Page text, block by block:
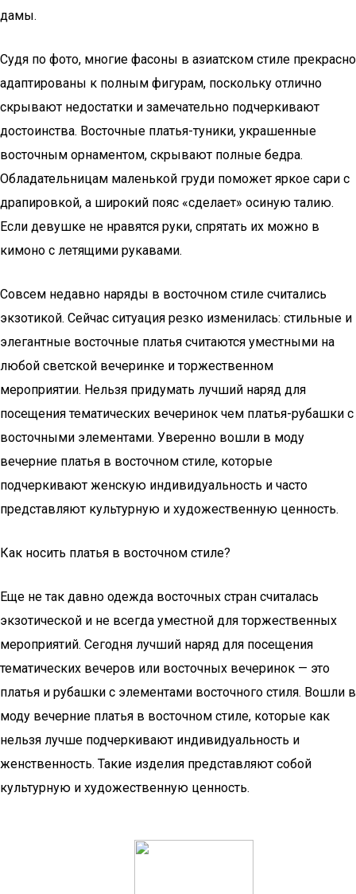
дамы.
Судя по фото, многие фасоны в азиатском стиле прекрасно
адаптированы к полным фигурам, поскольку отлично
скрывают недостатки и замечательно подчеркивают
достоинства. Восточные платья-туники, украшенные
восточным орнаментом, скрывают полные бедра.
Обладательницам маленькой груди поможет яркое сари с
драпировкой, а широкий пояс «сделает» осиную талию.
Если девушке не нравятся руки, спрятать их можно в
кимоно с летящими рукавами.
Совсем недавно наряды в восточном стиле считались
экзотикой. Сейчас ситуация резко изменилась: стильные и
элегантные восточные платья считаются уместными на
любой светской вечеринке и торжественном
мероприятии. Нельзя придумать лучший наряд для
посещения тематических вечеринок чем платья-рубашки с
восточными элементами. Уверенно вошли в моду
вечерние платья в восточном стиле, которые
подчеркивают женскую индивидуальность и часто
представляют культурную и художественную ценность.
Как носить платья в восточном стиле?
Еще не так давно одежда восточных стран считалась
экзотической и не всегда уместной для торжественных
мероприятий. Сегодня лучший наряд для посещения
тематических вечеров или восточных вечеринок — это
платья и рубашки с элементами восточного стиля. Вошли в
моду вечерние платья в восточном стиле, которые как
нельзя лучше подчеркивают индивидуальность и
женственность. Такие изделия представляют собой
культурную и художественную ценность.